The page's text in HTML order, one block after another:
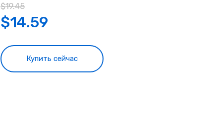
$19.45
$14.59
Купить сейчас